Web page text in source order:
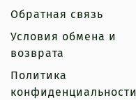
Обратная связь
Условия обмена и
возврата
Политика
конфиденциальности